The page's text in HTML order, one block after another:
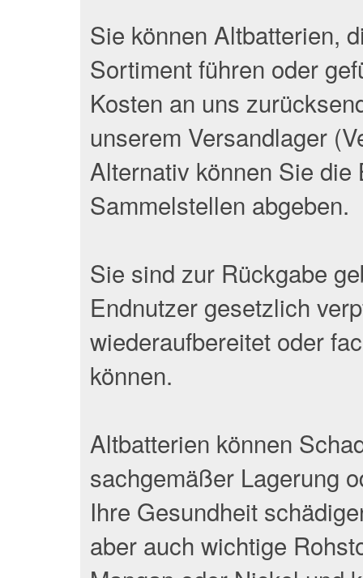
Sie können Altbatterien,
Sortiment führen oder
Kosten an uns
unserem Versandlager
Alternativ können Sie
Sammelstellen abgeben.
Sie sind zur Rückgabe
Endnutzer gesetzlich
wiederaufbereitet oder
können.
Altbatterien können
sachgemäßer Lagerung
Ihre Gesundheit
aber auch wichtige